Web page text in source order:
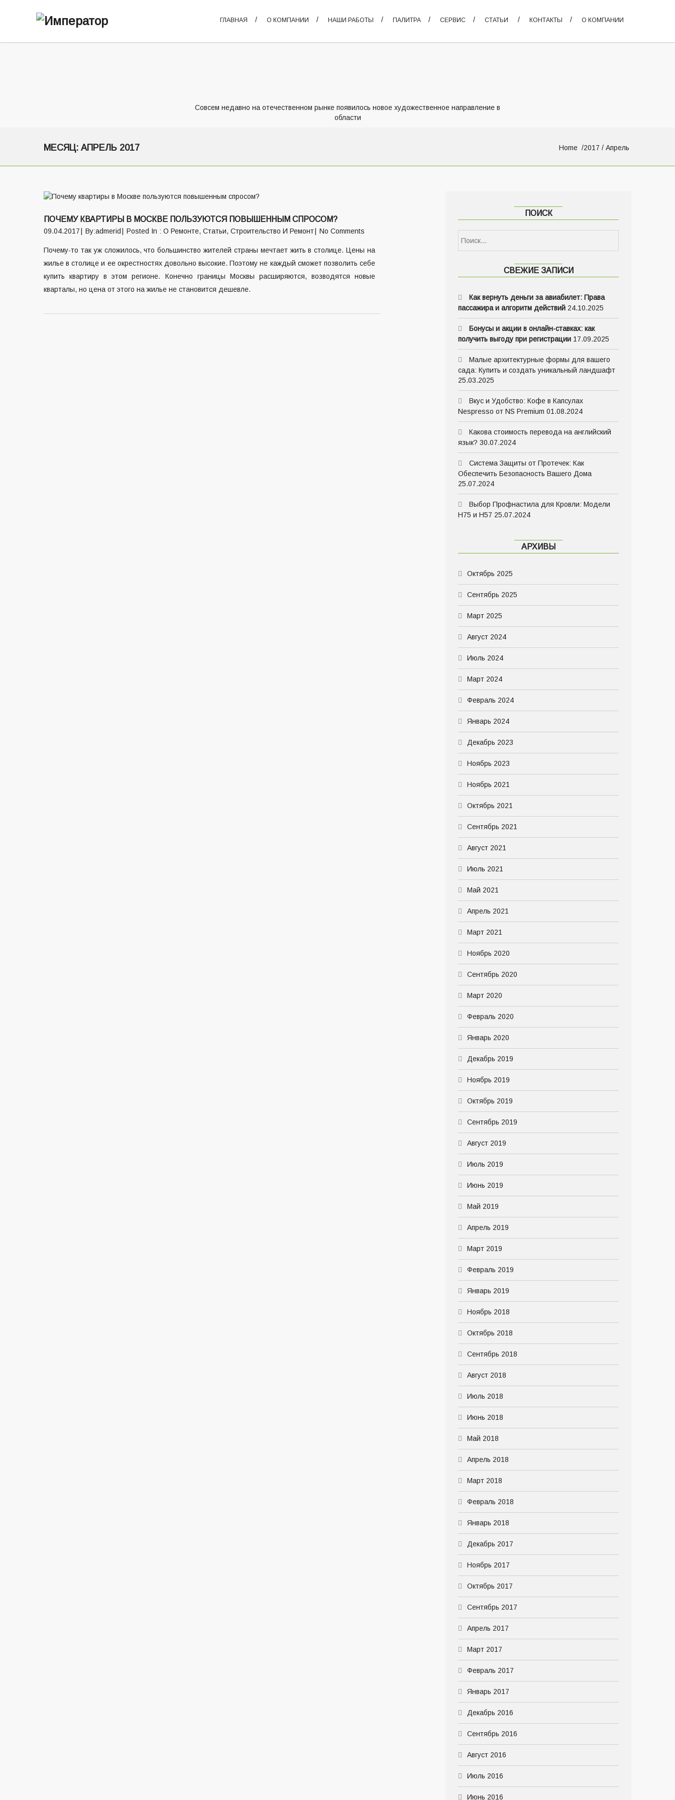
ГЛАВНАЯ О КОМПАНИИ НАШИ РАБОТЫ ПАЛИТРА СЕРВИС СТАТЬИ КОНТАКТЫ О КОМПАНИИ
Совсем недавно на отечественном рынке появилось новое художественное направление в
области
МЕСЯЦ: АПРЕЛЬ 2017 Home 2017 / Апрель
ПОЧЕМУ КВАРТИРЫ В МОСКВЕ ПОЛЬЗУЮТСЯ ПОВЫШЕННЫМ СПРОСОМ?
09.04.2017 By:admerid Posted In : О Ремонте, Статьи, Строительство И Ремонт No Comments
Почему-то так уж сложилось, что большинство жителей страны мечтает жить в столице. Цены на
жилье в столице и ее окрестностях довольно высокие. Поэтому не каждый сможет позволить себе
купить квартиру в этом регионе. Конечно границы Москвы расширяются, возводятся новые
кварталы, но цена от этого на жилье не становится дешевле.
ПОИСК
СВЕЖИЕ ЗАПИСИ
Как вернуть деньги за авиабилет: Права
пассажира и алгоритм действий 24.10.2025
Бонусы и акции в онлайн-ставках: как
получить выгоду при регистрации 17.09.2025
Малые архитектурные формы для вашего
сада: Купить и создать уникальный ландшафт
25.03.2025
Вкус и Удобство: Кофе в Капсулах
Nespresso от NS Premium 01.08.2024
Какова стоимость перевода на английский
язык? 30.07.2024
Система Защиты от Протечек: Как
Обеспечить Безопасность Вашего Дома
25.07.2024
Выбор Профнастила для Кровли: Модели
Н75 и Н57 25.07.2024
АРХИВЫ
Октябрь 2025
Сентябрь 2025
Март 2025
Август 2024
Июль 2024
Март 2024
Февраль 2024
Январь 2024
Декабрь 2023
Ноябрь 2023
Ноябрь 2021
Октябрь 2021
Сентябрь 2021
Август 2021
Июль 2021
Май 2021
Апрель 2021
Март 2021
Ноябрь 2020
Сентябрь 2020
Март 2020
Февраль 2020
Январь 2020
Декабрь 2019
Ноябрь 2019
Октябрь 2019
Сентябрь 2019
Август 2019
Июль 2019
Июнь 2019
Май 2019
Апрель 2019
Март 2019
Февраль 2019
Январь 2019
Ноябрь 2018
Октябрь 2018
Сентябрь 2018
Август 2018
Июль 2018
Июнь 2018
Май 2018
Апрель 2018
Март 2018
Февраль 2018
Январь 2018
Декабрь 2017
Ноябрь 2017
Октябрь 2017
Сентябрь 2017
Апрель 2017
Март 2017
Февраль 2017
Январь 2017
Декабрь 2016
Сентябрь 2016
Август 2016
Июль 2016
Июнь 2016